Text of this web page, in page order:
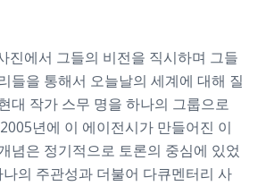
진에서 그들의 비전을 직시하며 그들
들을 통해서 오늘날의 세계에 대해 질
대 작가 스무 명을 하나의 그룹으로
년에 이 에이전시가 만들어진 이
념은 정기적으로 토론의 중심에 있었
의 주관성과 더불어 다큐멘터리 사